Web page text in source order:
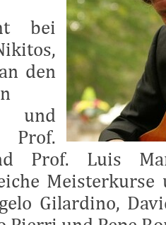
bei
den
Prof.
Prof. Luis
Meisterkurse
Gilardino,